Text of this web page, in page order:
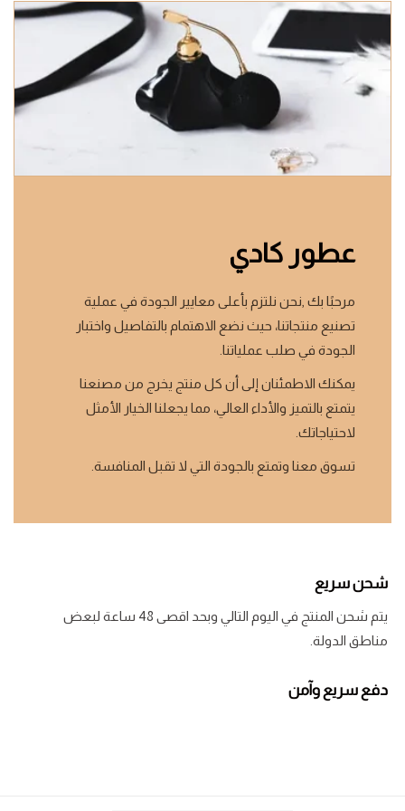
عطور كادي
مرحبًا بك ,نحن نلتزم بأعلى معايير الجودة في عملية
تصنيع منتجاتنا، حيث نضع الاهتمام بالتفاصيل واختبار
الجودة في صلب عملياتنا.
يمكنك الاطمئنان إلى أن كل منتج يخرج من مصنعنا
يتمتع بالتميز والأداء العالي، مما يجعلنا الخيار الأمثل
لاحتياجاتك.
تسوق معنا وتمتع بالجودة التي لا تقبل المنافسة.
شحن سريع
يتم شحن المنتج في اليوم التالي وبحد اقصى 48 ساعة لبعض
مناطق الدولة.
دفع سريع وآمن